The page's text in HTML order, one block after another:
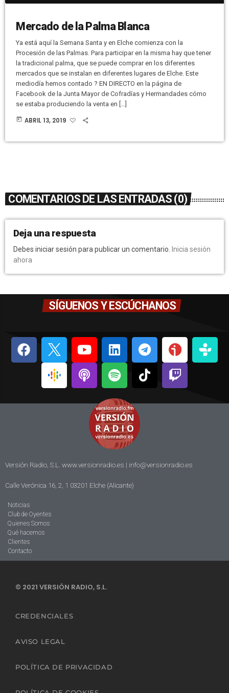
Mercado de la Palma Blanca
Ya está aquí la Semana Santa y en Elche comienza con la
Procesión de las Palmas. Para participar en la misma hay que tener
la tradicional palma, que se puede comprar en los diferentes
mercados que se instalan en diferentes lugares de Elche. Este
mediodía hemos contado ? EN DIRECTO en la página de
Facebook de la Junta Mayor de Cofradías y Hermandades cómo
se estaba produciendo la venta en […]
today ABRIL 13, 2019
COMENTARIOS DE LAS ENTRADAS (0)
Deja una respuesta
Debes iniciar sesión para publicar un comentario.
Inicia sesión
ahora
SÍGUENOS Y ESCÚCHANOS
Versión Radio, S.L. www.versionradio.es | info@versionradio.es
Calle Verónica 16, 2, 1 03201 Elche (Alicante)
Noticias
Club de Oyentes
Quienes Somos
Qué hacemos
Clientes
Contacto
© 2021 VERSIÓN RADIO, S.L.
CREDENCIALES
AVISO LEGAL
POLÍTICA DE PRIVACIDAD